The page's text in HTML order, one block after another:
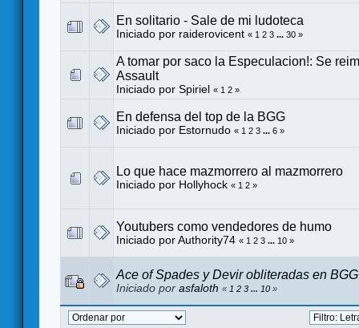
En solitario - Sale de mi ludoteca
Iniciado por raiderovicent « 1 2 3 ... 30 »
A tomar por saco la Especulacion!: Se
Assault
Iniciado por Spiriel « 1 2 »
En defensa del top de la BGG
Iniciado por Estornudo « 1 2 3 ... 6 »
Lo que hace mazmorrero al mazmorrero
Iniciado por Hollyhock « 1 2 »
Youtubers como vendedores de humo
Iniciado por Authority74 « 1 2 3 ... 10 »
Ace of Spades y Devir obliteradas en
Iniciado por asfaloth « 1 2 3 ... 10 »